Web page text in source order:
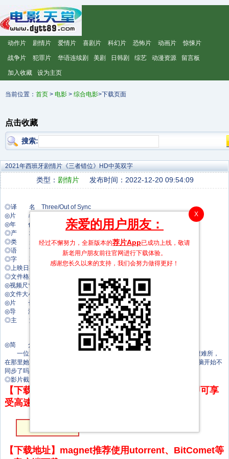
动作片 剧情片 爱情片 喜剧片 科幻片 恐怖片 动画片 惊悚片
战争片 犯罪片 华语连续剧 美剧 日韩剧 综艺 动漫资源 留言板
加入收藏 设为主页
当前位置： 首页 > 电影 > 综合电影>下载页面
点击收藏
搜索:
2021年西班牙剧情片《三者错位》HD中英双字
类型： 剧情片 发布时间：2022-12-20 09:54:09
◎译 名 Three/Out of Sync
◎片 名 Tres
◎年 代 2021
◎产 地 西班牙
◎类 别 剧情
◎语 言 西班牙语
◎字 幕 中文字幕
◎上映日期 2021-09-05(多伦多电影节)/2021-11-05(西班牙)
◎文件格式 x264 + ACC
◎视频尺寸 1920 x 1080
◎文件大小 2362 MB
◎片 长 106 Mins
◎导 演 胡安乔·希门尼斯·佩纳
◎主 演 Julius Cotter
米奇·艾斯巴尔贝
◎简 介
一位声音设计师在录音室里找到了与前任、同事和母亲破裂关系的避难所，
在那里她可以花几个小时录制Foley和狂野曲目，编辑和混音。但她的大脑开始不
同步了吗？
◎影片截图
【下载地址】本站专属下载器：点击下方链接 即可享
受高速下载和在线播放 专治迅雷无法下载
【下载地址】magnet推荐使用utorrent、BitComet等
X
亲爱的用户朋友：
经过不懈努力，全新版本的荐片App已成功上线，敬请
新老用户朋友前往官网进行下载体验。
感谢您长久以来的支持，我们会努力做得更好！